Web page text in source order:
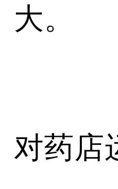
大。
对药店